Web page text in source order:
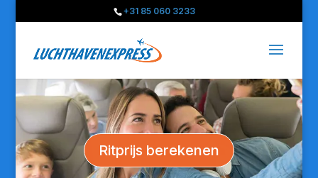
+31 85 060 3233
Ritprijs berekenen